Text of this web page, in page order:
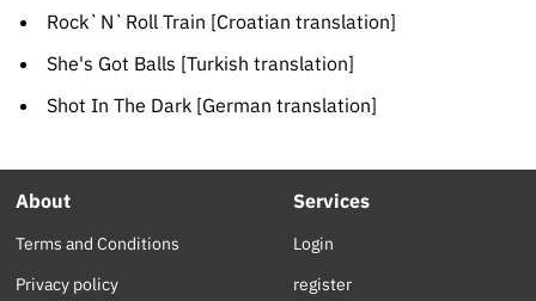
Rock`N`Roll Train [Croatian translation]
She's Got Balls [Turkish translation]
Shot In The Dark [German translation]
About
Terms and Conditions
Privacy policy
Services
Login
register